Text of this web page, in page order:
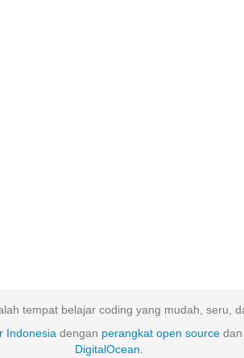
tempat belajar coding yang mudah, seru,
Indonesia dengan perangkat open source
DigitalOcean